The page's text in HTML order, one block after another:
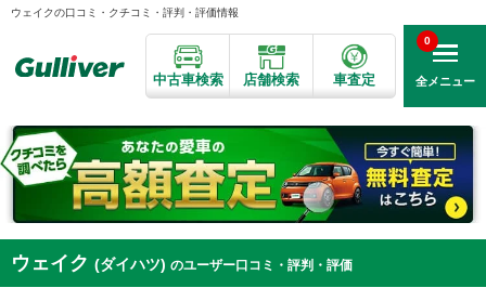
ウェイクの口コミ・クチコミ・評判・評価情報
中古車検索 店舗検索 車査定 全メニュー
0
ウェイク (ダイハツ) のユーザー口コミ・評判・評価